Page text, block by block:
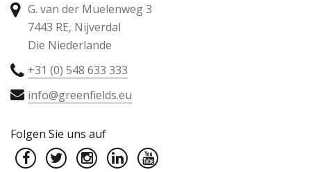
G. van der Muelenweg 3
7443 RE, Nijverdal
Die Niederlande
+31 (0) 548 633 333
info@greenfields.eu
Folgen Sie uns auf